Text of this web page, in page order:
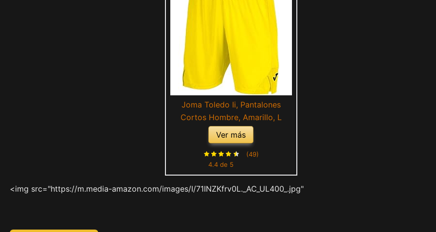
Joma Toledo Ii, Pantalones
Cortos Hombre, Amarillo, L
Ver más
4.4 de 5
(49)
<img src="https://m.media-amazon.com/images/I/71INZKfrv0L._AC_UL400_.jpg"